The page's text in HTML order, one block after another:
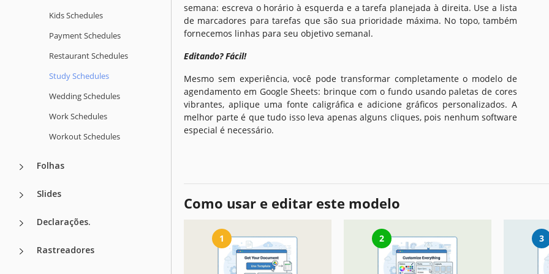
Kids Schedules
Payment Schedules
Restaurant Schedules
Study Schedules
Wedding Schedules
Work Schedules
Workout Schedules
Folhas
Slides
Declarações.
Rastreadores
semana: escreva o horário à esquerda e a tarefa planejada à direita. Use a lista
de marcadores para tarefas que são sua prioridade máxima. No topo, também
fornecemos linhas para seu objetivo semanal.
Editando? Fácil!
Mesmo sem experiência, você pode transformar completamente o modelo de
agendamento em Google Sheets: brinque com o fundo usando paletas de cores
vibrantes, aplique uma fonte caligráfica e adicione gráficos personalizados. A
melhor parte é que tudo isso leva apenas alguns cliques, pois nenhum software
especial é necessário.
Como usar e editar este modelo
1 2 3